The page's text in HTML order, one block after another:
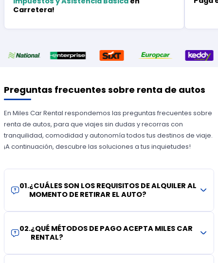
Carretera!
Preguntas frecuentes sobre renta de autos
En Miles Car Rental respondemos las preguntas frecuentes sobre
renta de autos, para que viajes sin dudas y recorras con
tranquilidad, comodidad y autonomía todos tus destinos de viaje.
¡A continuación, descubre las soluciones a tus inquietudes!
01.¿CUÁLES SON LOS REQUISITOS DE ALQUILER AL
MOMENTO DE RETIRAR EL AUTO?
02.¿QUÉ MÉTODOS DE PAGO ACEPTA MILES CAR
RENTAL?